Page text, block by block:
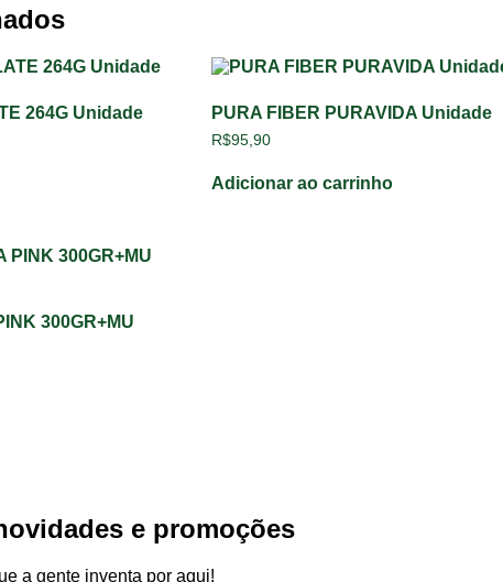
264G Unidade PURA FIBER PURAVIDA Unidade
R$95,90
Adicionar ao carrinho
300GR+MU
e promoções
a gente inventa por aqui!